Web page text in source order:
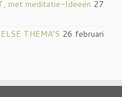
met meditatie-Ideeën 27
THEMA’S 26 februari